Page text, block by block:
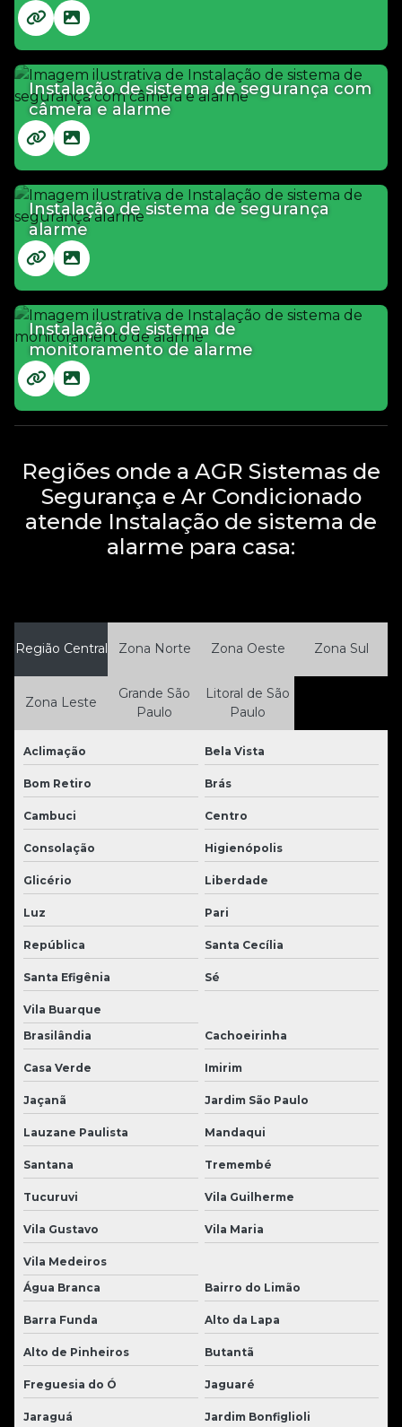
Instalação de sistema de segurança com
câmera e alarme
Instalação de sistema de segurança
alarme
Instalação de sistema de
monitoramento de alarme
Regiões onde a AGR Sistemas de
Segurança e Ar Condicionado
atende Instalação de sistema de
alarme para casa:
Região Central Zona Norte Zona Oeste Zona Sul
Zona Leste
Grande São
Paulo
Litoral de São
Paulo
Aclimação Bela Vista
Bom Retiro Brás
Cambuci Centro
Consolação Higienópolis
Glicério Liberdade
Luz Pari
República Santa Cecília
Santa Efigênia Sé
Vila Buarque
Brasilândia
Cachoeirinha
Casa Verde Imirim
Jaçanã Jardim São Paulo
Lauzane Paulista Mandaqui
Santana Tremembé
Tucuruvi Vila Guilherme
Vila Gustavo Vila Maria
Vila Medeiros
Água Branca
Bairro do Limão
Barra Funda Alto da Lapa
Alto de Pinheiros Butantã
Freguesia do Ó Jaguaré
Jaraguá Jardim Bonfiglioli